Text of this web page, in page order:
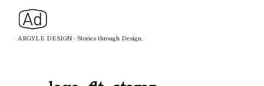
ARGYLE DESIGN - Stories through Design.